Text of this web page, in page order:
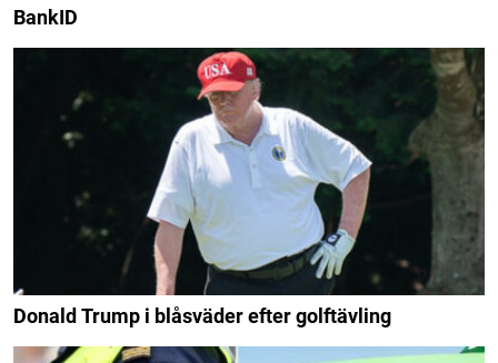
BankID
Donald Trump i blåsväder efter golftävling